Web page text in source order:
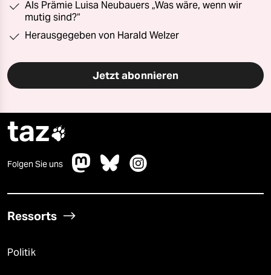
Als Prämie Luisa Neubauers „Was wäre, wenn wir
mutig sind?“
Herausgegeben von Harald Welzer
Jetzt abonnieren
taz
Folgen Sie uns
Ressorts
Politik